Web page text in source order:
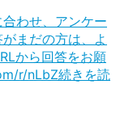
わせ、アンケー
まだの方は、よ
から回答をお願
r/nLbZ続きを読